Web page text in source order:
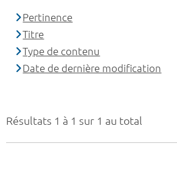
Résultats 1 à 1 sur 1 au total
Pertinence
Titre
Type de contenu
Date de dernière modification